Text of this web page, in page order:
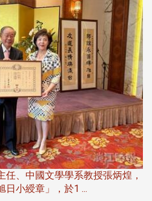
、中國文學學系教授張炳煌，
日小綬章」，於1 ...